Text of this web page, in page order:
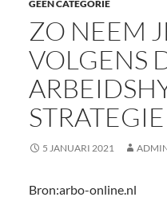
GEEN CATEGORIE
ZO NEEM
VOLGENS
STRATEGIE
5 JANUARI 2021
Bron:arbo-online.nl